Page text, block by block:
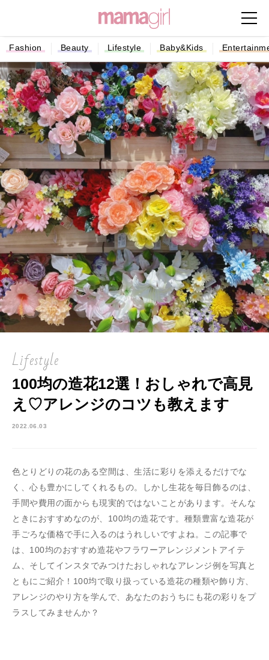
Fashion Beauty Lifestyle Baby&Kids
Lifestyle
100均の造花12選！おしゃれで高見
え♡アレンジのコツも教えます
2022.06.03
色とりどりの花のある空間は、生活に彩りを添えるだけでな
く、心も豊かにしてくれるもの。しかし生花を毎日飾るのは、
手間や費用の面からも現実的ではないことがあります。そんな
ときにおすすめなのが、100均の造花です。種類豊富な造花が
手ごろな価格で手に入るのはうれしいですよね。この記事で
は、100均のおすすめ造花やフラワーアレンジメントアイテ
ム、そしてインスタでみつけたおしゃれなアレンジ例を写真と
ともにご紹介！100均で取り扱っている造花の種類や飾り方、
アレンジのやり方を学んで、あなたのおうちにも花の彩りをプ
ラスしてみませんか？